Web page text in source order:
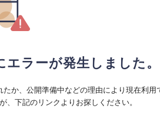
ラーが発生しました。
か、公開準備中などの理由により現在利用
、下記のリンクよりお探しください。